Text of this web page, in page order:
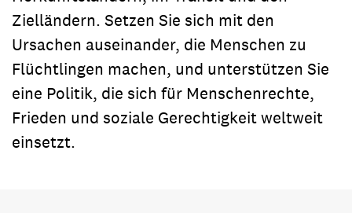
Zielländern. Setzen Sie sich mit den
Ursachen auseinander, die Menschen zu
Flüchtlingen machen, und unterstützen Sie
eine Politik, die sich für Menschenrechte,
Frieden und soziale Gerechtigkeit weltweit
einsetzt.